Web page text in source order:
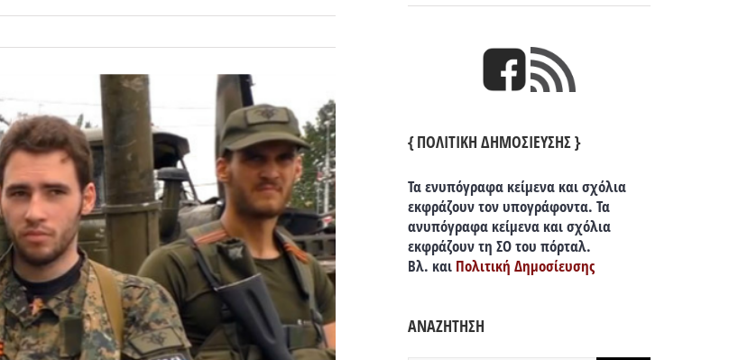
{ ΠΟΛΙΤΙΚΗ ΔΗΜΟΣΙΕΥΣΗΣ }
Τα ενυπόγραφα κείμενα και σχόλια
εκφράζουν τον υπογράφοντα. Τα
ανυπόγραφα κείμενα και σχόλια
εκφράζουν τη ΣΟ του πόρταλ.
Βλ. και Πολιτική Δημοσίευσης
ΑΝΑΖΗΤΗΣΗ